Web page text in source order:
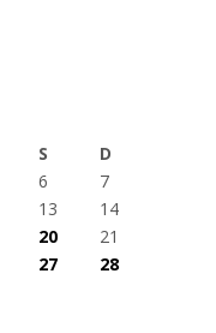
S
D
6
7
13
14
20
21
27
28